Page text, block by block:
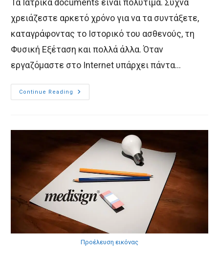
χρειάζεστε αρκετό χρόνο για να τα συντάξετε,
καταγράφοντας το Ιστορικό του ασθενούς, τη
Φυσική Εξέταση και πολλά άλλα. Όταν
εργαζόμαστε στο Internet υπάρχει πάντα…
Continue Reading
Αυτόματη
Αποθήκευση
MediSign
Προέλευση εικόνας